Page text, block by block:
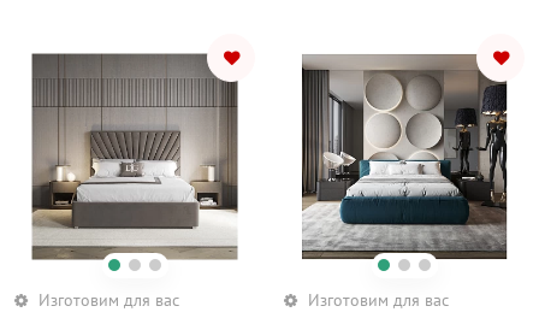
Изготовим для вас Изготовим для вас